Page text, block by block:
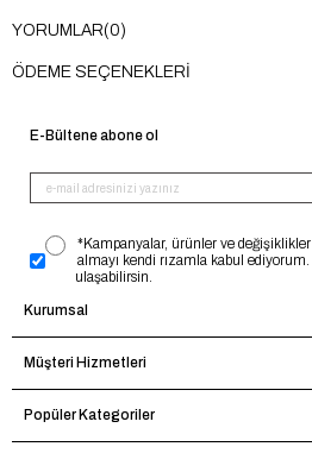
YORUMLAR(0)
ÖDEME SEÇENEKLERI
E-Bültene abone ol
*Kampanyalar, ürünler ve
almayı kendi rızamla kabul
ulaşabilirsin.
Kurumsal
Müşteri Hizmetleri
Popüler Kategoriler